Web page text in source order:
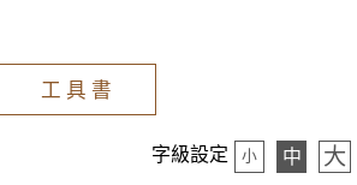
工 具 書
字級設定 小 中 大